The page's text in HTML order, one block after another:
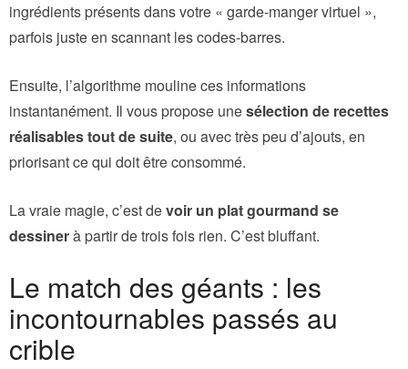
ingrédients présents dans votre « garde-manger virtuel »,
parfois juste en scannant les codes-barres.
Ensuite, l’algorithme mouline ces informations
instantanément. Il vous propose unesélection de recettes
réalisables tout de suite, ou avec très peu d’ajouts, en
priorisant ce qui doit être consommé.
La vraie magie, c’est devoir un plat gourmand se
dessinerà partir de trois fois rien. C’est bluffant.
Le match des géants : les
incontournables passés au
crible